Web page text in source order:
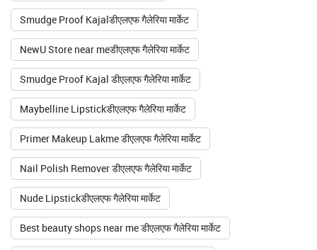
Smudge Proof Kajalडीएलएफ गैलेरिया मार्केट
NewU Store near meडीएलएफ गैलेरिया मार्केट
Smudge Proof Kajal डीएलएफ गैलेरिया मार्केट
Maybelline Lipstickडीएलएफ गैलेरिया मार्केट
Primer Makeup Lakme डीएलएफ गैलेरिया मार्केट
Nail Polish Remover डीएलएफ गैलेरिया मार्केट
Nude Lipstickडीएलएफ गैलेरिया मार्केट
Best beauty shops near me डीएलएफ गैलेरिया मार्केट